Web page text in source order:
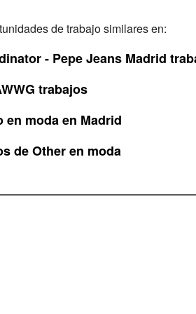
de trabajo similares en:
- Pepe Jeans Madrid
trabajos
en moda en Madrid
de Other en moda